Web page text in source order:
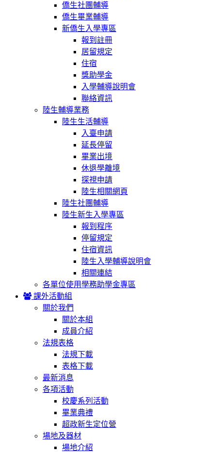
僑生社團輔導
僑生畢業輔導
新僑生入學專區
報到註冊
居留規定
住宿
獎助學金
入學輔導說明會
聯絡資訊
陸生輔導業務
陸生生活輔導
入臺申請
延長停留
畢業出境
休退學離境
探視申請
陸生相關網頁
陸生社團輔導
陸生新生入學專區
報到程序
停留規定
住宿資訊
陸生入學輔導說明會
相關連結
各單位使用學務助學金專區
課外活動組
關於我們
關於本組
成員介紹
法規表格
法規下載
表格下載
最新消息
各項活動
校慶系列活動
畢業典禮
超政新生定位營
場地及器材
場地介紹